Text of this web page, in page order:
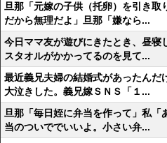
旦那「元嫁の子供（托卵）を引き取
だから無理だよ」旦那「嫌なら...
今日ママ友が遊びにきたとき、昼寝
スタオルがかかってるのを見て...
最近義兄夫婦の結婚式があったんだ
大泣きした。義兄嫁ＳＮＳ「１...
旦那「毎日姪に弁当を作って」私「
当のついででいいよ。小さい弁...